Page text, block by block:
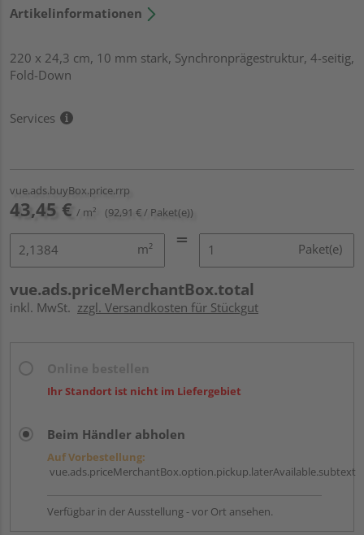
Artikelinformationen
220 x 24,3 cm, 10 mm stark, Synchronprägestruktur, 4-seitig,
Fold-Down
Services
vue.ads.buyBox.price.rrp
43,45 € / m² (92,91 € / Paket(e))
m² Paket(e)
vue.ads.priceMerchantBox.total
inkl. MwSt. zzgl. Versandkosten für Stückgut
Ihr Standort ist nicht im Liefergebiet
Beim Händler abholen
Auf Vorbestellung:
vue.ads.priceMerchantBox.option.pickup.laterAvailable.subtext
Verfügbar in der Ausstellung - vor Ort ansehen.